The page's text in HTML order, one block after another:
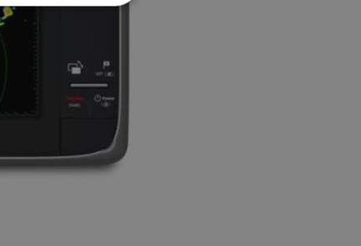
SPANISH
NORWEGIAN